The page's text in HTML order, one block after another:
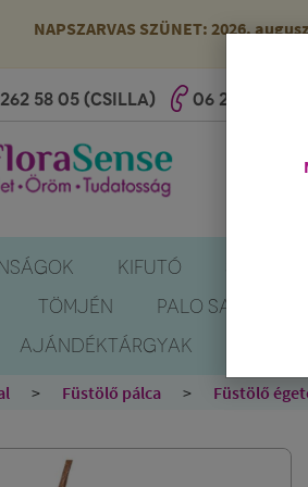
NAPSZARVAS SZÜNET: 2026.
58 05 (CSILLA) 06 20 527 25
KIFUTÓ
TÖMJÉN
PALO SANTO
AJÁNDÉKTÁRGYAK
Füstölő pálca Füstölő